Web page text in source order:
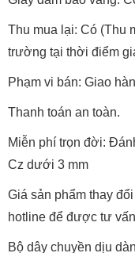
Thu mua lại: Có (Thu
trường tại thời điểm
Phạm vi bán: Giao
Thanh toán an toàn.
Miễn phí trọn đời:
Cz dưới 3 mm
Giá sản phẩm thay
hotline để được tư
Bộ dây chuyền dịu